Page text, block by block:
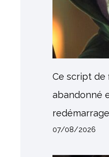
Ce script de
abandonné
07/08/2026